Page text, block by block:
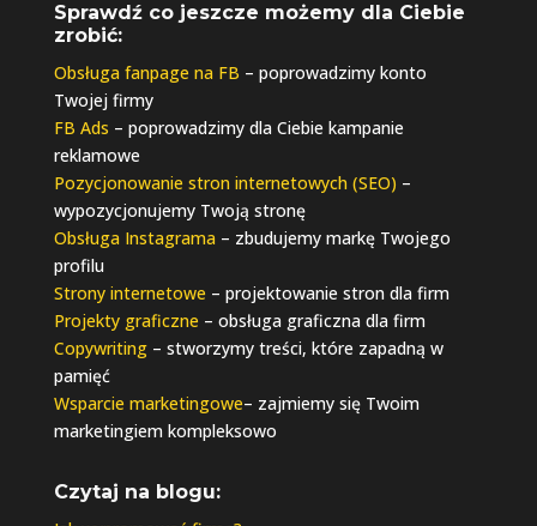
Sprawdź co jeszcze możemy dla Ciebie
zrobić:
Obsługa fanpage na FB – poprowadzimy konto
Twojej firmy
FB Ads – poprowadzimy dla Ciebie kampanie
reklamowe
Pozycjonowanie stron internetowych (SEO) –
wypozycjonujemy Twoją stronę
Obsługa Instagrama– zbudujemy markę Twojego
profilu
Strony internetowe – projektowanie stron dla firm
Projekty graficzne – obsługa graficzna dla firm
Copywriting– stworzymy treści, które zapadną w
pamięć
Wsparcie marketingowe– zajmiemy się Twoim
marketingiem kompleksowo
Czytaj na blogu: